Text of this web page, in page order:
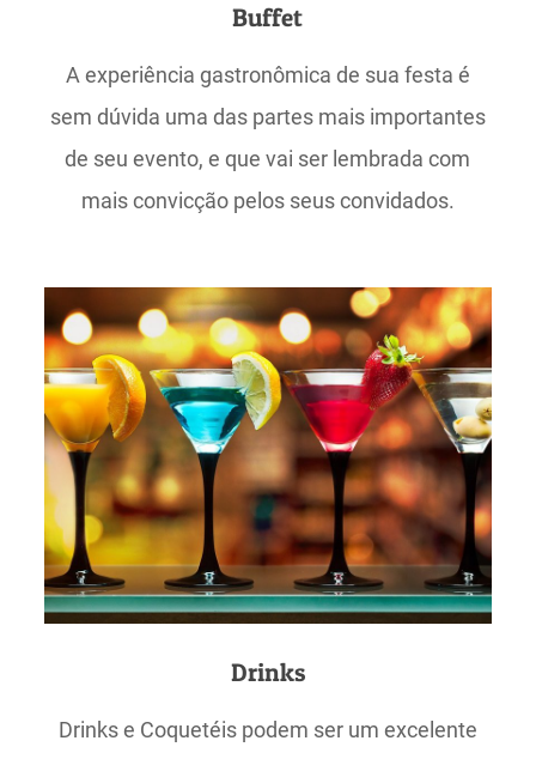
Buffet
A experiência gastronômica de sua festa é
sem dúvida uma das partes mais importantes
de seu evento, e que vai ser lembrada com
mais convicção pelos seus convidados.
Drinks
Drinks e Coquetéis podem ser um excelente